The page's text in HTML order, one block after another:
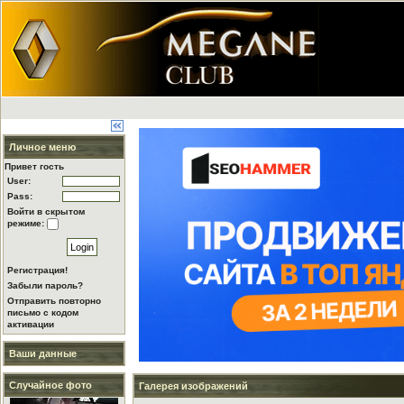
Личное меню
Привет гость
User:
Pass:
Войти в скрытом
режиме:
Регистрация!
Забыли пароль?
Отправить повторно
письмо с кодом
активации
Ваши данные
Случайное фото Галерея изображений